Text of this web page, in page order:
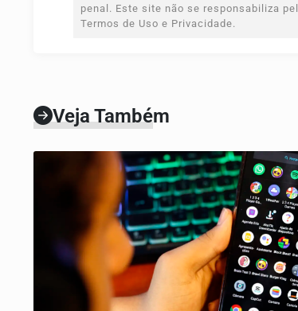
penal. Este site não se responsabiliza
Termos de Uso e Privacidade.
Veja Também